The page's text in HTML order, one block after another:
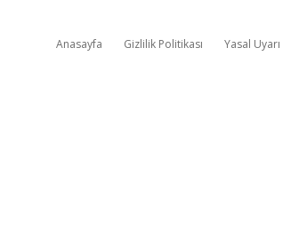
Anasayfa Gizlilik Politikası Yasal Uyarı